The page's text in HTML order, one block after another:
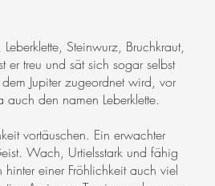
Steinwurz, Bruchkraut,
treu und sät sich sogar selbst
Jupiter zugeordnet wird, vor
den namen Leberklette.
vortäuschen. Ein erwachter
Wach, Urtielsstark und fähig
einer Fröhlichkeit auch viel